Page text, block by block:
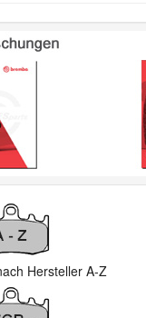
Hersteller A-Z